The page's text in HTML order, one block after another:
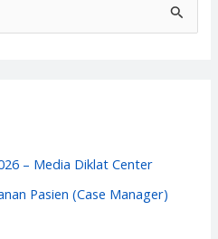
– Media Diklat Center
Pasien (Case Manager)